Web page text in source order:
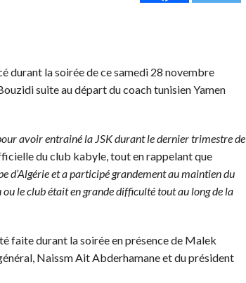
durant la soirée de ce samedi 28 novembre
suite au départ du coach tunisien Yamen
avoir entrainé la JSK durant le dernier trimestre de
du club kabyle, tout en rappelant que
d’Algérie et a participé grandement au maintien du
le club était en grande difficulté tout au long de la
faite durant la soirée en présence de Malek
Naissm Ait Abderhamane et du président